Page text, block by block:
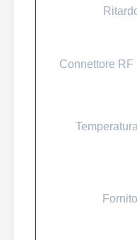
Connettore